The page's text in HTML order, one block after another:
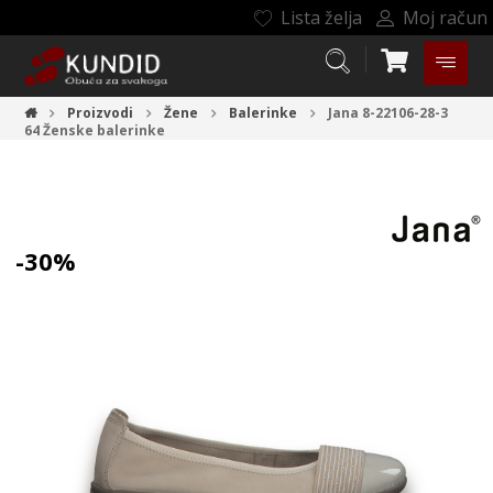
Lista želja Moj račun
Proizvodi Žene Balerinke
Jana 8-22106-28-3
64Ženske balerinke
-30%